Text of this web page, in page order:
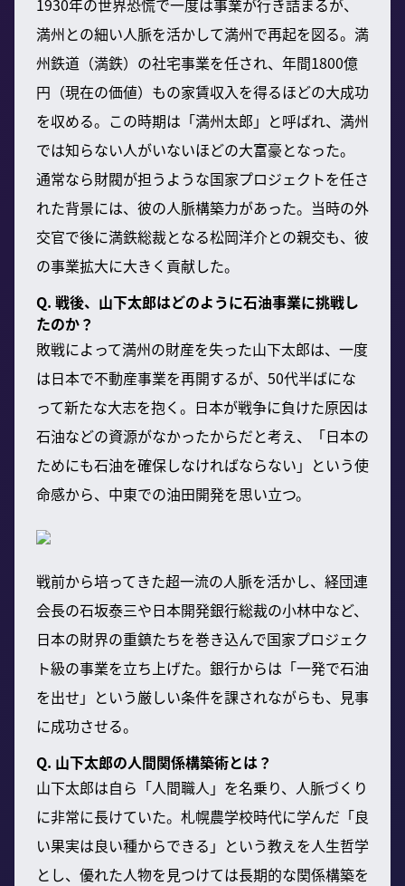
満州との細い人脈を活かして満州で再起を図る。満
州鉄道（満鉄）の社宅事業を任され、年間1800億
円（現在の価値）もの家賃収入を得るほどの大成功
を収める。この時期は「満州太郎」と呼ばれ、満州
では知らない人がいないほどの大富豪となった。
通常なら財閥が担うような国家プロジェクトを任さ
れた背景には、彼の人脈構築力があった。当時の外
交官で後に満鉄総裁となる松岡洋介との親交も、彼
の事業拡大に大きく貢献した。
Q. 戦後、山下太郎はどのように石油事業に挑戦し
たのか？
敗戦によって満州の財産を失った山下太郎は、一度
は日本で不動産事業を再開するが、50代半ばにな
って新たな大志を抱く。日本が戦争に負けた原因は
石油などの資源がなかったからだと考え、「日本の
ためにも石油を確保しなければならない」という使
命感から、中東での油田開発を思い立つ。
戦前から培ってきた超一流の人脈を活かし、経団連
会長の石坂泰三や日本開発銀行総裁の小林中など、
日本の財界の重鎮たちを巻き込んで国家プロジェク
ト級の事業を立ち上げた。銀行からは「一発で石油
を出せ」という厳しい条件を課されながらも、見事
に成功させる。
Q. 山下太郎の人間関係構築術とは？
山下太郎は自ら「人間職人」を名乗り、人脈づくり
に非常に長けていた。札幌農学校時代に学んだ「良
い果実は良い種からできる」という教えを人生哲学
とし、優れた人物を見つけては長期的な関係構築を